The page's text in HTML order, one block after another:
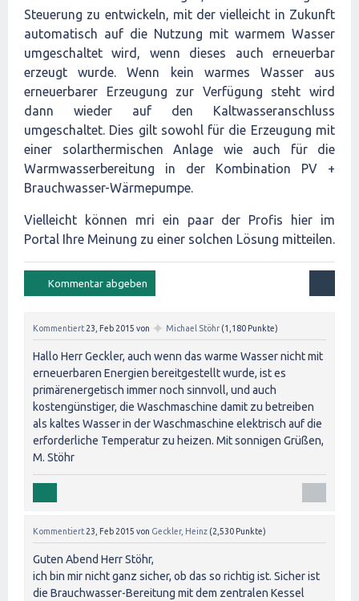
Steuerung zu entwickeln, mit der vielleicht in Zukunft
automatisch auf die Nutzung mit warmem Wasser
umgeschaltet wird, wenn dieses auch erneuerbar
erzeugt wurde. Wenn kein warmes Wasser aus
erneuerbarer Erzeugung zur Verfügung steht wird
dann wieder auf den Kaltwasseranschluss
umgeschaltet. Dies gilt sowohl für die Erzeugung mit
einer solarthermischen Anlage wie auch für die
Warmwasserbereitung in der Kombination PV +
Brauchwasser-Wärmepumpe.
Vielleicht können mri ein paar der Profis hier im
Portal Ihre Meinung zu einer solchen Lösung mitteilen.
Kommentiert 23, Feb 2015 von ✦ Michael Stöhr (1,180 Punkte)
Hallo Herr Geckler, auch wenn das warme Wasser nicht mit
erneuerbaren Energien bereitgestellt wurde, ist es
primärenergetisch immer noch sinnvoll, und auch
kostengünstiger, die Waschmaschine damit zu betreiben
als kaltes Wasser in der Waschmaschine elektrisch auf die
erforderliche Temperatur zu heizen. Mit sonnigen Grüßen,
M. Stöhr
Kommentiert 23, Feb 2015 von Geckler, Heinz (2,530 Punkte)
Guten Abend Herr Stöhr,
ich bin mir nicht ganz sicher, ob das so richtig ist. Sicher ist
die Brauchwasser-Bereitung mit dem zentralen Kessel